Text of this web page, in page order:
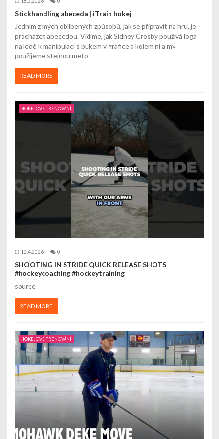
v
e
k
Stickhandling abeceda | iTrain hokej
Jedním z mých oblíbených způsobů, jak se připravit na hru, je
procházet abecedou. Vidíme, jak Sidney Crosby používá loga
na ledě k manipulaci s pukem v grafice a kolem ní a my
použijeme stejnou meto
READ MORE
HOKEJOVÉ TRÉNOVÁNÍ
12.4.2026 0
SHOOTING IN STRIDE QUICK RELEASE SHOTS
#hockeycoaching #hockeytraining
source
READ MORE
HOKEJOVÉ TRÉNOVÁNÍ